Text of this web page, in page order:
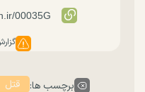
برچسب ها: قتل